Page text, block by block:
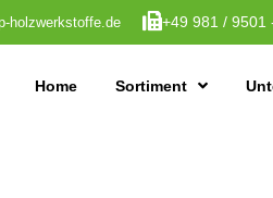
holzwerkstoffe.de +49 981 / 9501
Home Sortiment